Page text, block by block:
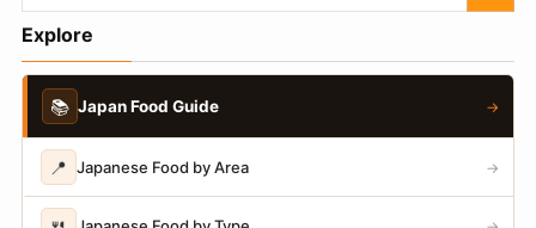
Explore
📚 Japan Food Guide →
📍 Japanese Food by Area →